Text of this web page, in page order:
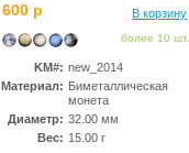
600 р В корзину
более 10 шт.
KM#: new_2014
Материал: Биметаллическая
монета
Диаметр: 32.00 мм
Вес: 15.00 г